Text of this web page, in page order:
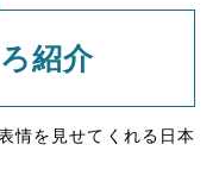
紹介
情を見せてくれる日本